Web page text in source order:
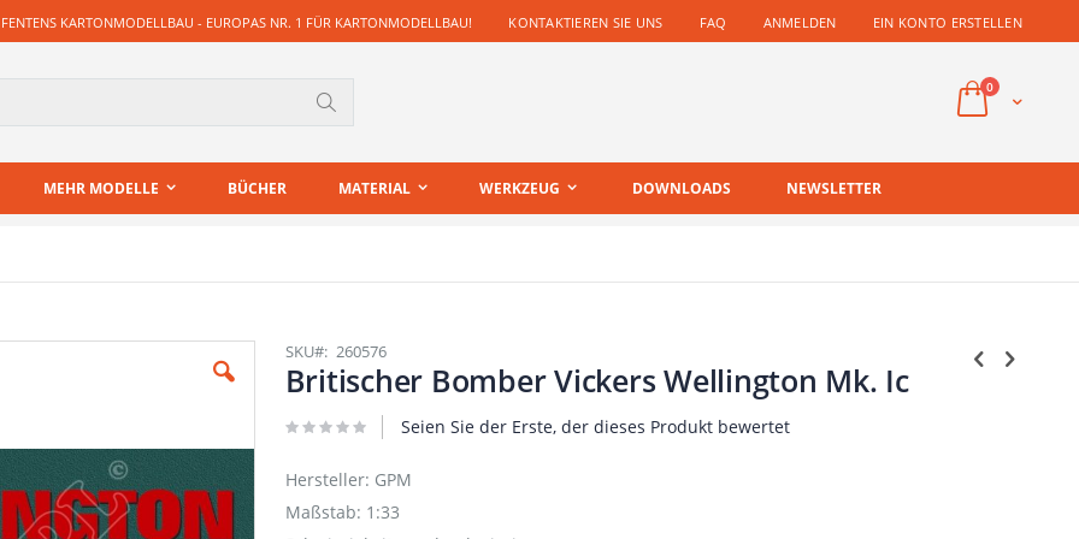
KARTONMODELLBAU - EUROPAS NR. 1 FÜR KARTONMODELLBAU! KONTAKTIEREN SIE UNS FAQ ANMELDEN EIN KONTO ERSTELLEN
Cart
0Artikel
MEHR MODELLE BÜCHER MATERIAL WERKZEUG DOWNLOADS NEWSLETTER
SKU 260576
Britischer Bomber Vickers Wellington Mk. Ic
Seien Sie der Erste, der dieses Produkt bewertet
Hersteller: GPM
Maßstab: 1:33